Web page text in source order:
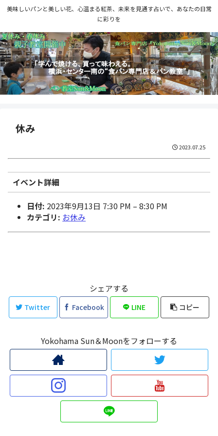
美味しいパンと美しい花、心温まる紅茶、未来を見通す占いで、あなたの日常
に彩りを
休み
2023.07.25
イベント詳細
日付: 2023年9月13日 7:30 PM –8:30 PM
カテゴリ: お休み
シェアする
Twitter Facebook LINE コピー
Yokohama Sun＆Moonをフォローする